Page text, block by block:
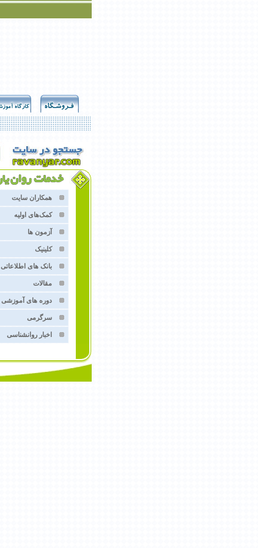
همکاران سایت
کمک‌های اولیه
آزمون ها
کلينيک
بانک هاى اطلاعاتى
مقالات
دوره هاى آموزشى
سرگرمى
اخبار روانشناسى